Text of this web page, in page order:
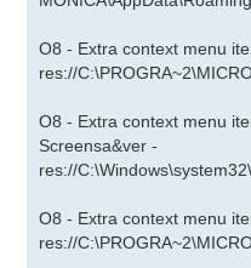
O8 - Extra context menu
res://
O8 - Extra context menu
Screensa&ver -
res://
O8 - Extra context menu
res://